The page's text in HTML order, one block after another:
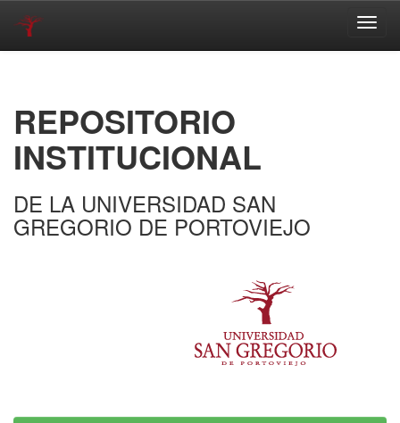
REPOSITORIO
INSTITUCIONAL
DE LA UNIVERSIDAD SAN
GREGORIO DE PORTOVIEJO